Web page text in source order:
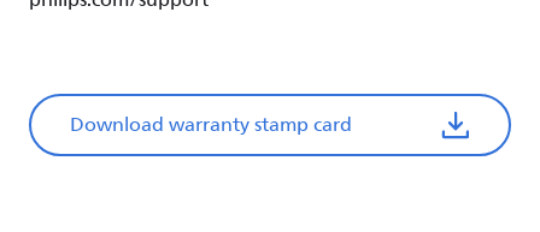
Download warranty stamp card